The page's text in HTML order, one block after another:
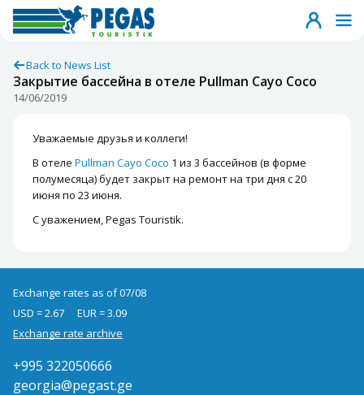
Back to News List
Закрытие бассейна в отеле Pullman Cayo Coco
14/06/2019
Уважаемые друзья и коллеги!
В отеле Pullman Cayo Coco 1 из 3 бассейнов (в форме
полумесяца) будет закрыт на ремонт на три дня с 20
июня по 23 июня.
С уважением, Pegas Touristik.
Exchange rates as of 07/08
USD = 2.67
EUR = 3.09
Exchange rate archive
+995 322050666
georgia@pegast.ge